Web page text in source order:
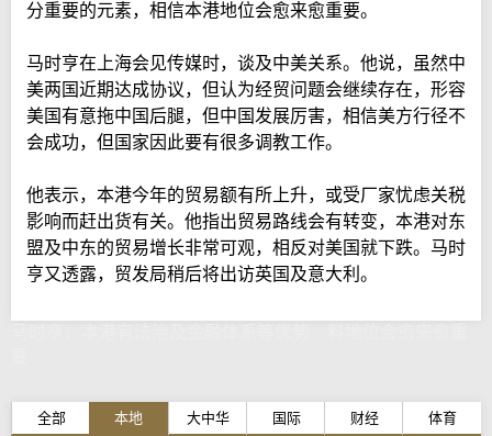
分重要的元素，相信本港地位会愈来愈重要。
马时亨在上海会见传媒时，谈及中美关系。他说，虽然中
美两国近期达成协议，但认为经贸问题会继续存在，形容
美国有意拖中国后腿，但中国发展厉害，相信美方行径不
会成功，但国家因此要有很多调教工作。
他表示，本港今年的贸易额有所上升，或受厂家忧虑关税
影响而赶出货有关。他指出贸易路线会有转变，本港对东
盟及中东的贸易增长非常可观，相反对美国就下跌。马时
亨又透露，贸发局稍后将出访英国及意大利。
全部 本地 大中华 国际 财经 体育